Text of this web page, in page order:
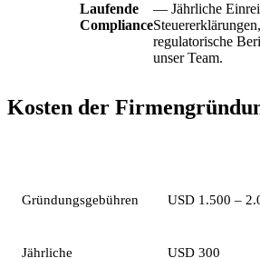
Laufende
Compliance
— Jährliche
regulatorische
unser Team.
Kosten der
Gründungsgebühren USD 1.500 –
Jährliche
USD 300